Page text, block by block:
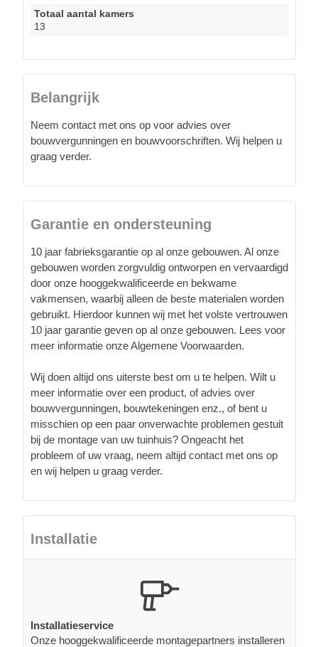
Totaal aantal kamers
13
Belangrijk
Neem contact met ons op voor advies over
bouwvergunningen en bouwvoorschriften. Wij helpen u
graag verder.
Garantie en ondersteuning
10 jaar fabrieksgarantie op al onze gebouwen. Al onze
gebouwen worden zorgvuldig ontworpen en vervaardigd
door onze hooggekwalificeerde en bekwame
vakmensen, waarbij alleen de beste materialen worden
gebruikt. Hierdoor kunnen wij met het volste vertrouwen
10 jaar garantie geven op al onze gebouwen. Lees voor
meer informatie onze Algemene Voorwaarden.
Wij doen altijd ons uiterste best om u te helpen. Wilt u
meer informatie over een product, of advies over
bouwvergunningen, bouwtekeningen enz., of bent u
misschien op een paar onverwachte problemen gestuit
bij de montage van uw tuinhuis? Ongeacht het
probleem of uw vraag, neem altijd contact met ons op
en wij helpen u graag verder.
Installatie
Installatieservice
Onze hooggekwalificeerde montagepartners installeren